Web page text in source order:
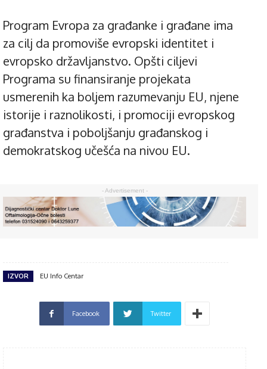
Program Evropa za građanke i građane ima
za cilj da promoviše evropski identitet i
evropsko državljanstvo. Opšti ciljevi
Programa su finansiranje projekata
usmerenih ka boljem razumevanju EU, njene
istorije i raznolikosti, i promociji evropskog
građanstva i poboljšanju građanskog i
demokratskog učešća na nivou EU.
- Advertisement -
IZVOR EU Info Centar
Facebook Twitter